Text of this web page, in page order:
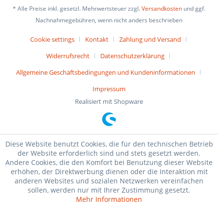
* Alle Preise inkl. gesetzl. Mehrwertsteuer zzgl.Versandkosten und ggf.
Nachnahmegebühren, wenn nicht anders beschrieben
Cookie settings Kontakt
Zahlung und Versand
Widerrufsrecht
Datenschutzerklärung
Allgemeine Geschäftsbedingungen und Kundeninformationen
Impressum
Realisiert mit Shopware
Diese Website benutzt Cookies, die für den technischen Betrieb
der Website erforderlich sind und stets gesetzt werden.
Andere Cookies, die den Komfort bei Benutzung dieser Website
erhöhen, der Direktwerbung dienen oder die Interaktion mit
anderen Websites und sozialen Netzwerken vereinfachen
sollen, werden nur mit Ihrer Zustimmung gesetzt.
Mehr Informationen